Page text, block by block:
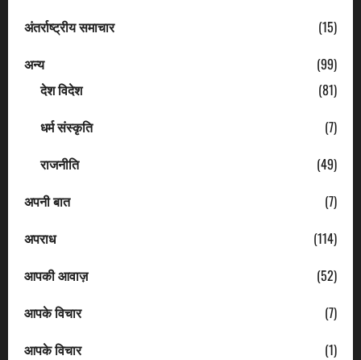
अंतर्राष्ट्रीय समाचार
(15)
अन्य
(99)
देश विदेश
(81)
धर्म संस्कृति
(7)
राजनीति
(49)
अपनी बात
(7)
अपराध
(114)
आपकी आवाज़
(52)
आपके विचार
(7)
आपके विचार
(1)